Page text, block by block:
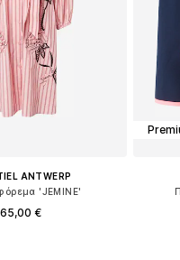
ANTWERP
'JEMINE'
€